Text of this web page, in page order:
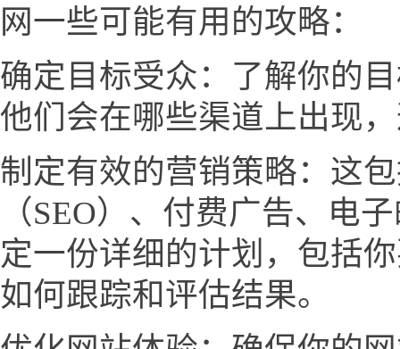
网一些可能有用的攻略：
确定目标受众：了解你的
他们会在哪些渠道上出现
制定有效的营销策略：这
（SEO）、付费广告、电
定一份详细的计划，包括
如何跟踪和评估结果。